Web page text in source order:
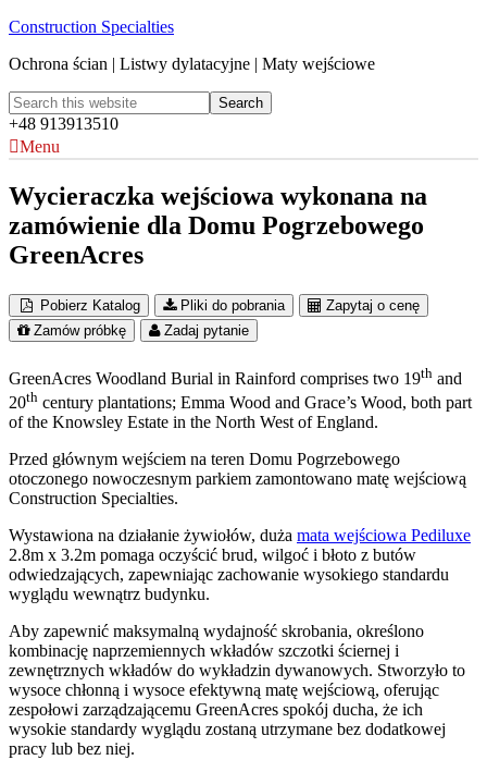
Construction Specialties
Ochrona ścian | Listwy dylatacyjne | Maty wejściowe
+48 913913510
Menu
Wycieraczka wejściowa wykonana na
zamówienie dla Domu Pogrzebowego
GreenAcres
Pobierz Katalog Pliki do pobrania
Zapytaj o cenę
Zamów próbkę
Zadaj pytanie
GreenAcres Woodland Burial in Rainford comprises two 19th and
20th century plantations; Emma Wood and Grace’s Wood, both part
of the Knowsley Estate in the North West of England.
Przed głównym wejściem na teren Domu Pogrzebowego
otoczonego nowoczesnym parkiem zamontowano matę wejściową
Construction Specialties.
Wystawiona na działanie żywiołów, duża mata wejściowa Pediluxe
2.8m x 3.2m pomaga oczyścić brud, wilgoć i błoto z butów
odwiedzających, zapewniając zachowanie wysokiego standardu
wyglądu wewnątrz budynku.
Aby zapewnić maksymalną wydajność skrobania, określono
kombinację naprzemiennych wkładów szczotki ściernej i
zewnętrznych wkładów do wykładzin dywanowych. Stworzyło to
wysoce chłonną i wysoce efektywną matę wejściową, oferując
zespołowi zarządzającemu GreenAcres spokój ducha, że ich
wysokie standardy wyglądu zostaną utrzymane bez dodatkowej
pracy lub bez niej.